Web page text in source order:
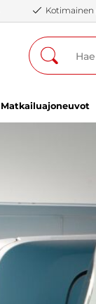
Matkailuajoneuvot